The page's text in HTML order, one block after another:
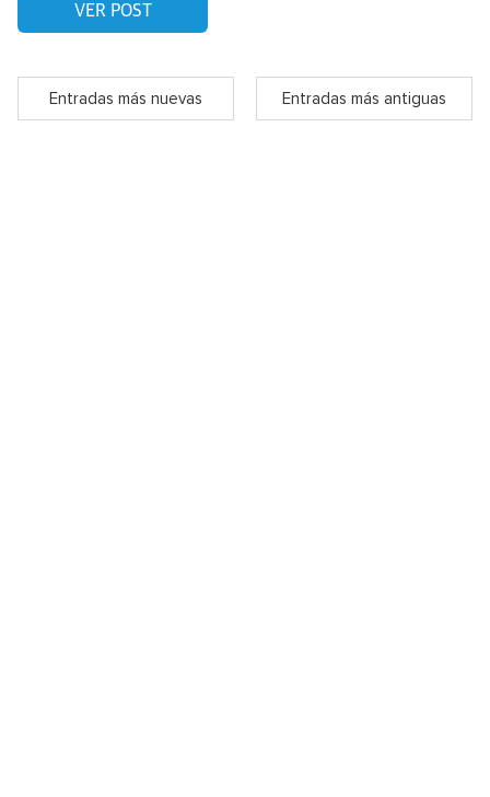
VER POST
Entradas más nuevas Entradas más antiguas